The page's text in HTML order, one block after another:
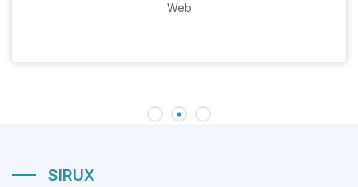
Web
SIRUX